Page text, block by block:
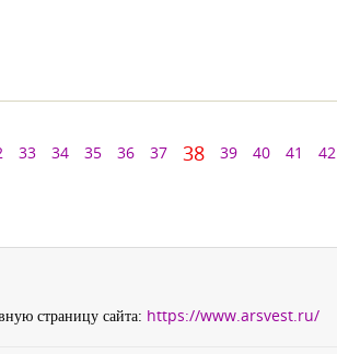
33 34 35 36 37 38 39 40 41 42
страницу сайта: https://www.arsvest.ru/